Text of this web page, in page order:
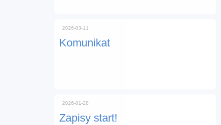
Komunikat
⋅ 2026-03-11
Zapisy start!
⋅ 2026-01-28